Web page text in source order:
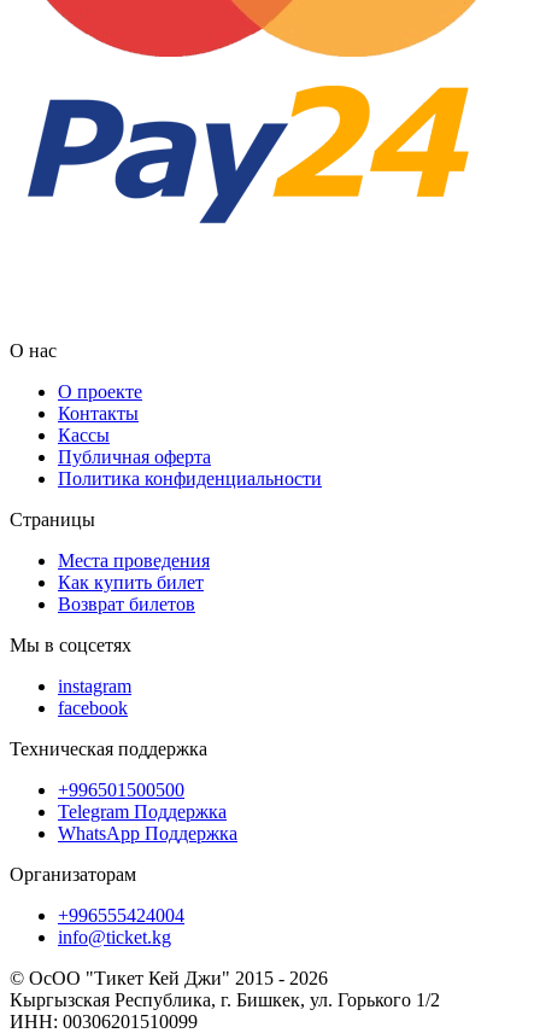
О нас
О проекте
Контакты
Кассы
Публичная оферта
Политика конфиденциальности
Страницы
Места проведения
Как купить билет
Возврат билетов
Мы в соцсетях
instagram
facebook
Техническая поддержка
+996501500500
Telegram Поддержка
WhatsApp Поддержка
Организаторам
+996555424004
info@ticket.kg
© ОсОО "Тикет Кей Джи" 2015 - 2026
Кыргызская Республика, г. Бишкек, ул. Горького 1/2
ИНН: 00306201510099